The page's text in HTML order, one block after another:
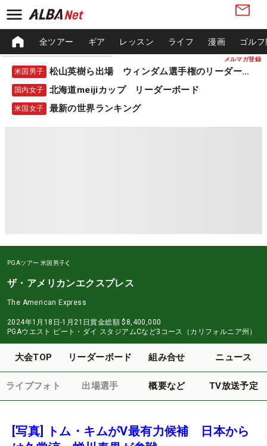
メルマガ登録
全ツアー ギア レッスン ライフ 漫画 ゴル
米国男子 松山英樹ら出場 ウィンダム選手権のリーダーボード
国内女子 北海道meijiカップ リーダーボード
米国女子 最新の世界ランキング
PGAツアー 米国男子
ザ・アメリカンエクスプレス
The American Express
2024年1月18日-1月21日賞金総額 $8,400,000
PGAウエスト ピート・ダイ スタジアムCなど3コース（カリフォルニア州）
大会TOP リーダーボード 組み合せ ニュース
ライブフォト 出場選手 概要など TV放送予定
[写真] トム・キムがV最有力候補 日本から